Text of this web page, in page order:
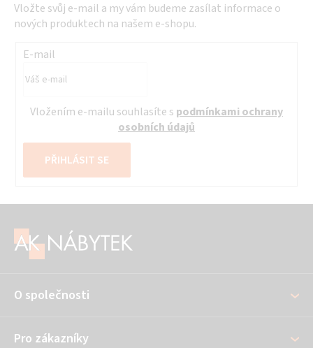
Vložte svůj e-mail a my vám budeme zasílat informace o
nových produktech na našem e-shopu.
E-mail
Vložením e-mailu souhlasíte s podmínkami ochrany
osobních údajů
PŘIHLÁSIT SE
O společnosti
Pro zákazníky